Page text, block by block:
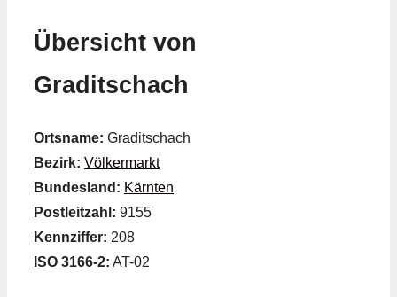
Übersicht von
Graditschach
Ortsname: Graditschach
Bezirk: Völkermarkt
Bundesland: Kärnten
Postleitzahl: 9155
Kennziffer: 208
ISO 3166-2: AT-02